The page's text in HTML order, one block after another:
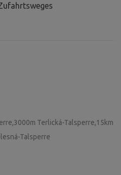
Terlická-Talsperre,15km
Talsperre